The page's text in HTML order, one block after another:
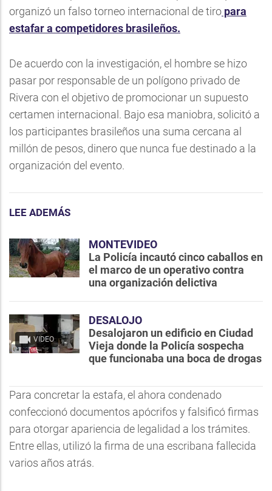
organizó un falso torneo internacional de tiro para
estafar a competidores brasileños.
De acuerdo con la investigación, el hombre se hizo
pasar por responsable de un polígono privado de
Rivera con el objetivo de promocionar un supuesto
certamen internacional. Bajo esa maniobra, solicitó a
los participantes brasileños una suma cercana al
millón de pesos, dinero que nunca fue destinado a la
organización del evento.
LEE ADEMÁS
MONTEVIDEO
La Policía incautó cinco caballos en
el marco de un operativo contra
una organización delictiva
VIDEO
DESALOJO
Desalojaron un edificio en Ciudad
Vieja donde la Policía sospecha
que funcionaba una boca de drogas
Para concretar la estafa, el ahora condenado
confeccionó documentos apócrifos y falsificó firmas
para otorgar apariencia de legalidad a los trámites.
Entre ellas, utilizó la firma de una escribana fallecida
varios años atrás.